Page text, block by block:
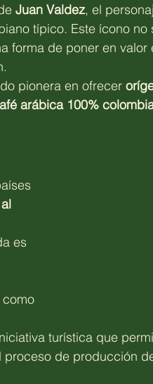
Juan Valdez, el
típico. Este ícono
forma de poner en
pionera en ofrecer
arábica 100%
es
turística que
de producción